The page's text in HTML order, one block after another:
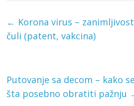
← Korona virus –
čuli (patent, vakcina)
Putovanje sa decom – kako
šta posebno obratiti pažnju